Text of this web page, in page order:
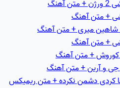
+ متن آهنگ
شاهین میری + متن آهنگ
+ متن آهنگ
جی و آرین + متن آهنگ
کردی دشمن نکرده + متن ریمیکس